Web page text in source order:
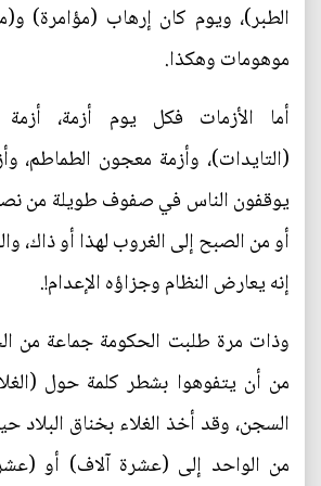
الطبر)، ويوم كان إرهاب (مؤامرة)
موهومات وهكذا.
أما الأزمات فكل يوم أزمة،
(التايدات)، وأزمة معجون الطماطم،
يوقفون الناس في صفوف طويلة من نصف
أو من الصبح إلى الغروب لهذا أو ذاك،
إنه يعارض النظام وجزاؤه الإعدام!.
وذات مرة طلبت الحكومة جماعة من
من أن يتفوهوا بشطر كلمة حول
السجن، وقد أخذ الغلاء بخناق البلاد
من الواحد إلى (عشرة آلاف) أو